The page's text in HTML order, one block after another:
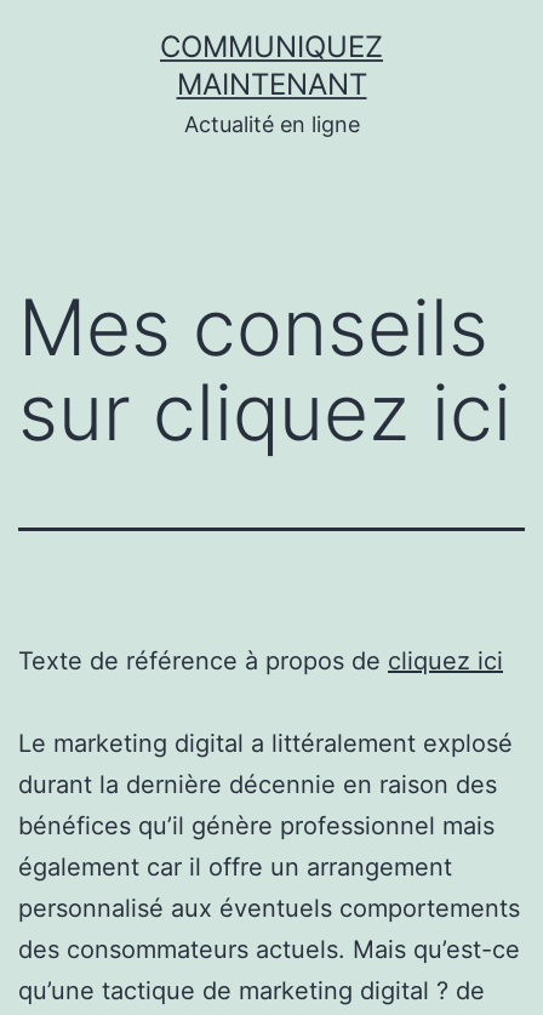
COMMUNIQUEZ
MAINTENANT
Actualité en ligne
Mes conseils
sur cliquez ici
Texte de référence à propos de cliquez ici
Le marketing digital a littéralement explosé
durant la dernière décennie en raison des
bénéfices qu’il génère professionnel mais
également car il offre un arrangement
personnalisé aux éventuels comportements
des consommateurs actuels. Mais qu’est-ce
qu’une tactique de marketing digital ? de